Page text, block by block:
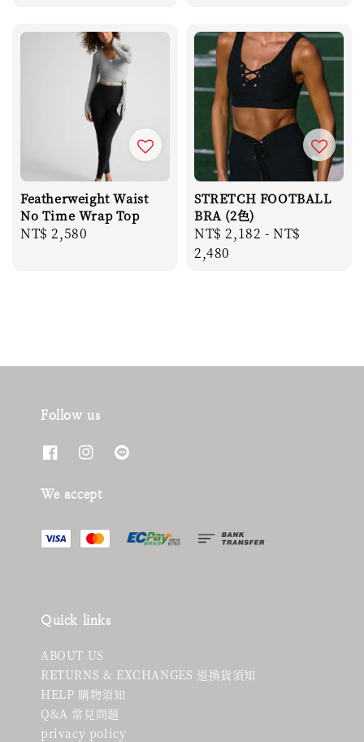
Featherweight Waist
No Time Wrap Top
Regular
NT$ 2,580
STRETCH FOOTBALL
BRA (2色)
Regular
price
NT$ 2,182 -NT$
2,480
Follow us
We accept
Quick links
ABOUT US
RETURNS & EXCHANGES 退換貨須知
HELP 購物須知
Q&A 常見問題
privacy policy